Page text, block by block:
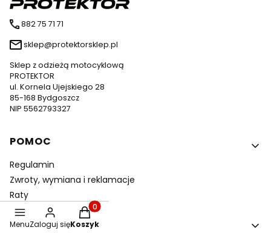
882 75 71 71
sklep@protektorsklep.pl
Sklep z odzieżą motocyklową
PROTEKTOR
ul. Kornela Ujejskiego 28
85-168 Bydgoszcz
NIP 5562793327
Linki w stopce
POMOC
Regulamin
Zwroty, wymiana i reklamacje
Raty
MOJE KONTO
MenuZaloguj się
Produkty w koszyku: 0. Zobacz szczegóły
Koszyk